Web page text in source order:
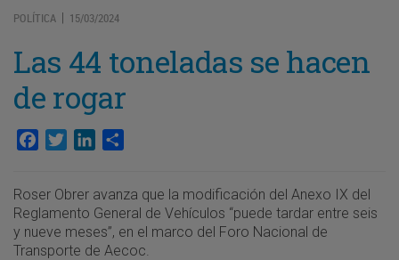
POLÍTICA | 15/03/2024
Las 44 toneladas se hacen
de rogar
Facebook
TwitterLinkedIn
Roser Obrer avanza que la modificación del Anexo IX del
Reglamento General de Vehículos “puede tardar entre seis
y nueve meses”, en el marco del Foro Nacional de
Transporte de Aecoc.